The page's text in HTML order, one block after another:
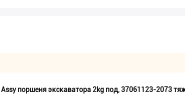
Assy поршеня экскаватора 2kg под,37061123-2073